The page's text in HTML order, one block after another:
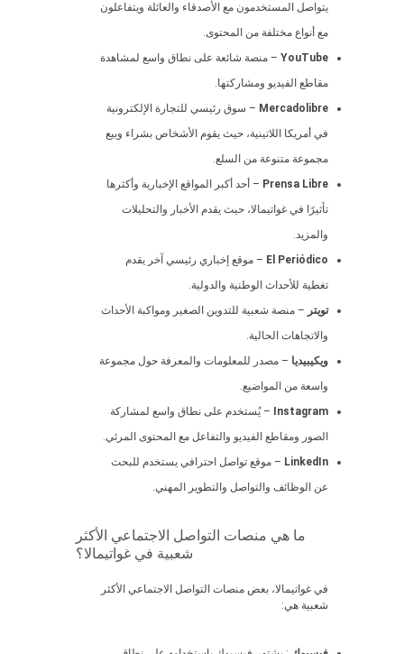
يتواصل المستخدمون مع الأصدقاء والعائلة ويتفاعلون
مع أنواع مختلفة من المحتوى.
YouTube – منصة شائعة على نطاق واسع لمشاهدة
مقاطع الفيديو ومشاركتها.
Mercadolibre – سوق رئيسي للتجارة الإلكترونية
في أمريكا اللاتينية، حيث يقوم الأشخاص بشراء وبيع
مجموعة متنوعة من السلع.
Prensa Libre – أحد أكبر المواقع الإخبارية وأكثرها
تأثيرًا في غواتيمالا، حيث يقدم الأخبار والتحليلات
والمزيد.
El Periódico – موقع إخباري رئيسي آخر يقدم
تغطية للأحداث الوطنية والدولية.
تويتر – منصة شعبية للتدوين الصغير ومواكبة الأحداث
والاتجاهات الحالية.
ويكيبيديا – مصدر للمعلومات والمعرفة حول مجموعة
واسعة من المواضيع.
Instagram
– يُستخدم على نطاق واسع لمشاركة
الصور ومقاطع الفيديو والتفاعل مع المحتوى المرئي.
LinkedIn – موقع تواصل احترافي يستخدم للبحث
عن الوظائف والتواصل والتطوير المهني.
ما هي منصات التواصل الاجتماعي الأكثر
شعبية في غواتيمالا؟
في غواتيمالا، بعض منصات التواصل الاجتماعي الأكثر
شعبية هي: